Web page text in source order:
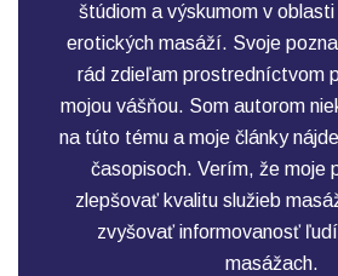
štúdiom a výskumom v
erotických masáží. Svoje
rád zdieľam prostredníctvom
mojou vášňou. Som autorom
na túto tému a moje články
časopisoch. Verím, že moje
zlepšovať kvalitu služieb
zvyšovať informovanosť
masážach.